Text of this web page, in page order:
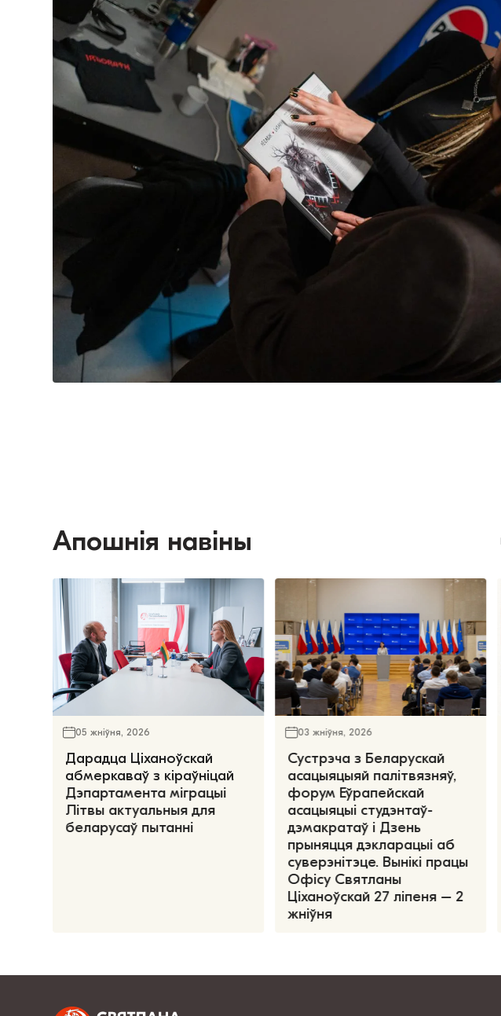
Апошнія навіны
05 жніўня, 2026
Дарадца Ціханоўскай
абмеркаваў з кіраўніцай
Дэпартамента міграцыі
Літвы актуальныя для
беларусаў пытанні
03 жніўня, 2026
Сустрэча з Беларускай
асацыяцыяй палітвязняў,
форум Еўрапейскай
асацыяцыі студэнтаў-
дэмакратаў і Дзень
прыняцця дэкларацыі аб
суверэнітэце. Вынікі працы
Офісу Святланы
Ціханоўскай 27 ліпеня – 2
жніўня